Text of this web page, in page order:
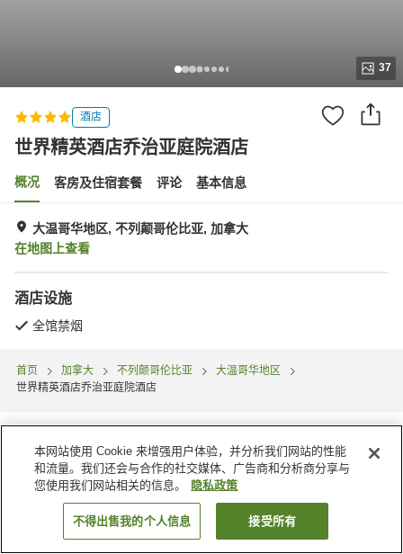
37
酒店
世界精英酒店乔治亚庭院酒店
概况 客房及住宿套餐 评论 基本信息
大温哥华地区, 不列颠哥伦比亚, 加拿大
在地图上查看
酒店设施
全馆禁烟
首页 加拿大 不列颠哥伦比亚
大温哥华地区
世界精英酒店乔治亚庭院酒店
搜索客房
本网站使用 Cookie 来增强用户体验，并分析我们网站的性能
和流量。我们还会与合作的社交媒体、广告商和分析商分享与
您使用我们网站相关的信息。
隐私政策
不得出售我的个人信息 接受所有